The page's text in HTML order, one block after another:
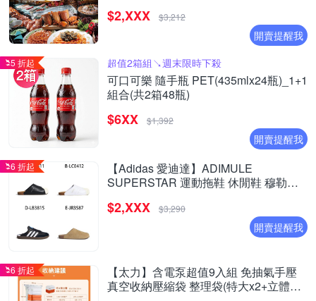
$2,XXX $3,212
開賣提醒我
5 折起 超值2箱組↘︎週末限時下殺
可口可樂 隨手瓶 PET(435mlx24瓶)_1+1
組合(共2箱48瓶)
$6XX $1,392
開賣提醒我
6 折起
【Adidas 愛迪達】ADIMULE
SUPERSTAR 運動拖鞋 休閒鞋 穆勒拖
選四款
$2,XXX $3,290
開賣提醒我
6 折起
【太力】含電泵超值9入組 免抽氣手壓
真空收納壓縮袋 整理袋(特大x2+立體中